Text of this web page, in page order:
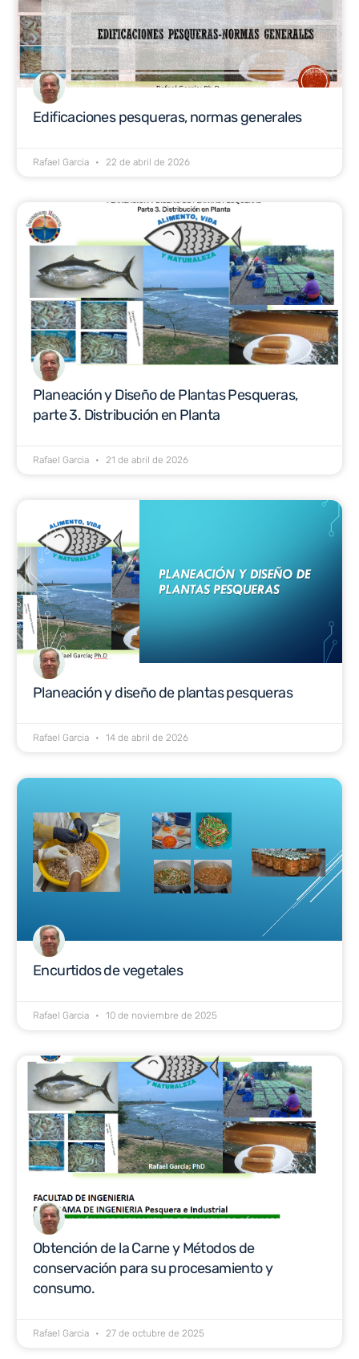
Edificaciones pesqueras, normas generales
Rafael Garcia 22 de abril de 2026
Planeación y Diseño de Plantas Pesqueras,
parte 3. Distribución en Planta
Rafael Garcia 21 de abril de 2026
Planeación y diseño de plantas pesqueras
Rafael Garcia 14 de abril de 2026
Encurtidos de vegetales
Rafael Garcia 10 de noviembre de 2025
Obtención de la Carne y Métodos de
conservación para su procesamiento y
consumo.
Rafael Garcia 27 de octubre de 2025